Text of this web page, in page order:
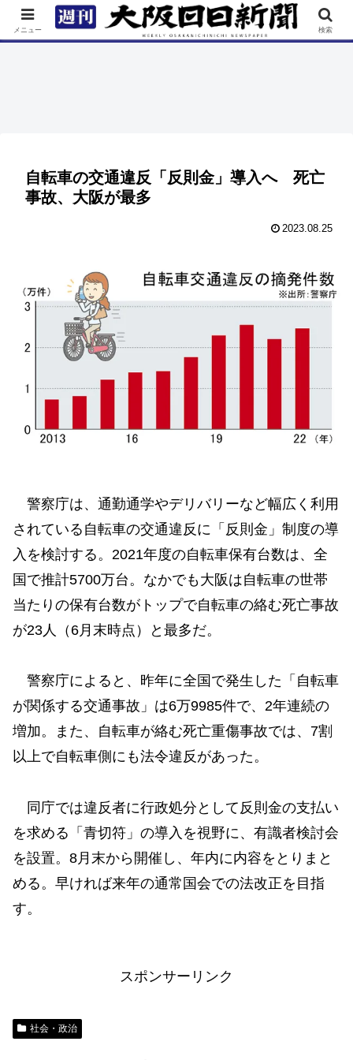
TOP 特集 ニュース 連載 街ネタ イベント
自転車の交通違反「反則金」導入へ 死亡
事故、大阪が最多
2023.08.25
警察庁は、通勤通学やデリバリーなど幅広く利用
されている自転車の交通違反に「反則金」制度の導
入を検討する。2021年度の自転車保有台数は、全
国で推計5700万台。なかでも大阪は自転車の世帯
当たりの保有台数がトップで自転車の絡む死亡事故
が23人（6月末時点）と最多だ。
警察庁によると、昨年に全国で発生した「自転車
が関係する交通事故」は6万9985件で、2年連続の
増加。また、自転車が絡む死亡重傷事故では、7割
以上で自転車側にも法令違反があった。
同庁では違反者に行政処分として反則金の支払い
を求める「青切符」の導入を視野に、有識者検討会
を設置。8月末から開催し、年内に内容をとりまと
める。早ければ来年の通常国会での法改正を目指
す。
スポンサーリンク
社会・政治
メニュー 検索